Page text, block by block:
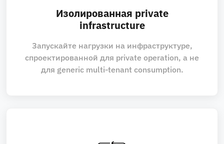
Изолированная private
infrastructure
Запускайте нагрузки на инфраструктуре,
спроектированной для private operation, а не
для generic multi‑tenant consumption.